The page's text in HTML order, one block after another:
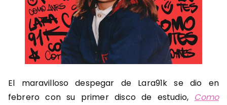
El maravilloso despegar de Lara91k se dio en
febrero con su primer disco de estudio, Como